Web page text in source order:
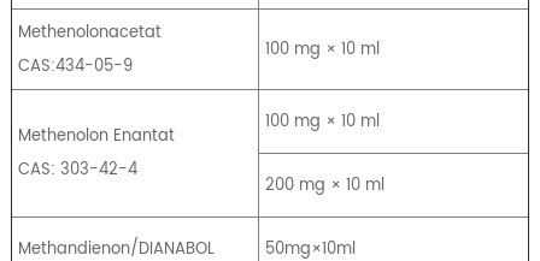
Methenolonacetat
CAS:434-05-9
100 mg × 10 ml
Methenolon Enantat
CAS: 303-42-4
100 mg × 10 ml
200 mg × 10 ml
Methandienon/DIANABOL 50mg×10ml